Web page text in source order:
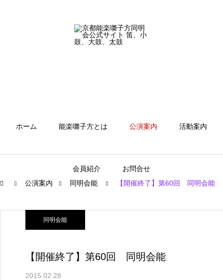
ホーム 能楽囃子方とは 公演案内 活動案内
会員紹介
お問合せ
公演案内
同明会能 【開催終了】第60回 同明会能
同明会能
【開催終了】第60回 同明会能
2015.02.28